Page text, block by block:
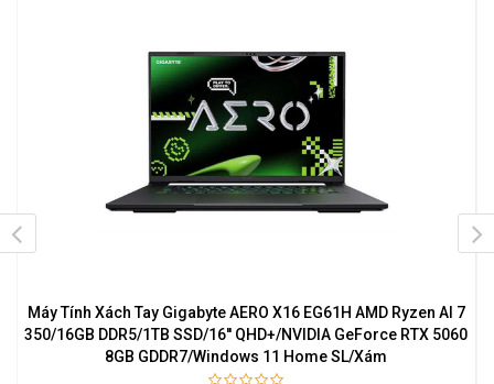
Máy Tính Xách Tay Gigabyte AERO X16 EG61H AMD Ryzen AI 7
350/16GB DDR5/1TB SSD/16'' QHD+/NVIDIA GeForce RTX 5060
8GB GDDR7/Windows 11 Home SL/Xám